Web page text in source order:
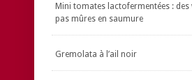
Mini tomates lactofermentées : des
pas mûres en saumure
Gremolata à l’ail noir